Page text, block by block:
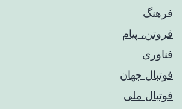
فرهنگ
فروتن، پیام
فناوری
فوتبال جهان
فوتبال ملی